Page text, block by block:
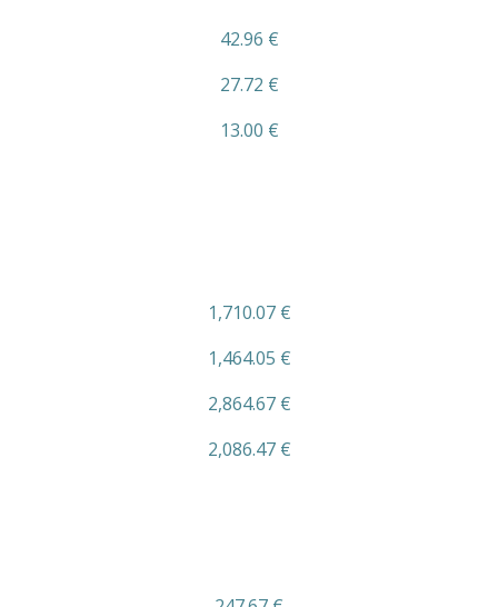
42.96 €
27.72 €
13.00 €
1,710.07 €
1,464.05 €
2,864.67 €
2,086.47 €